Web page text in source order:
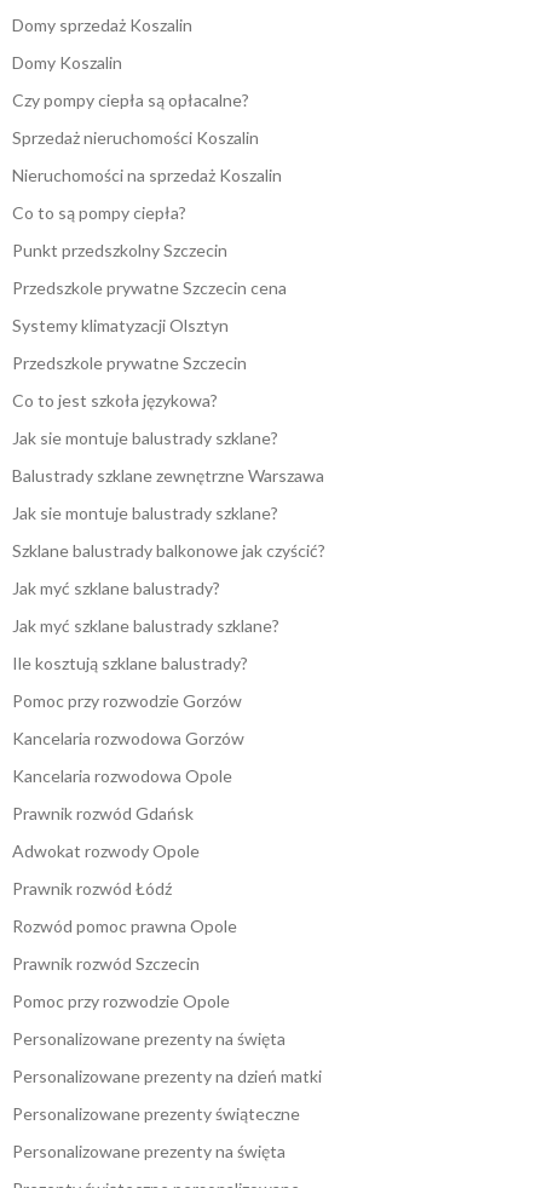
Domy sprzedaż Koszalin
Domy Koszalin
Czy pompy ciepła są opłacalne?
Sprzedaż nieruchomości Koszalin
Nieruchomości na sprzedaż Koszalin
Co to są pompy ciepła?
Punkt przedszkolny Szczecin
Przedszkole prywatne Szczecin cena
Systemy klimatyzacji Olsztyn
Przedszkole prywatne Szczecin
Co to jest szkoła językowa?
Jak sie montuje balustrady szklane?
Balustrady szklane zewnętrzne Warszawa
Jak sie montuje balustrady szklane?
Szklane balustrady balkonowe jak czyścić?
Jak myć szklane balustrady?
Jak myć szklane balustrady szklane?
Ile kosztują szklane balustrady?
Pomoc przy rozwodzie Gorzów
Kancelaria rozwodowa Gorzów
Kancelaria rozwodowa Opole
Prawnik rozwód Gdańsk
Adwokat rozwody Opole
Prawnik rozwód Łódź
Rozwód pomoc prawna Opole
Prawnik rozwód Szczecin
Pomoc przy rozwodzie Opole
Personalizowane prezenty na święta
Personalizowane prezenty na dzień matki
Personalizowane prezenty świąteczne
Personalizowane prezenty na święta